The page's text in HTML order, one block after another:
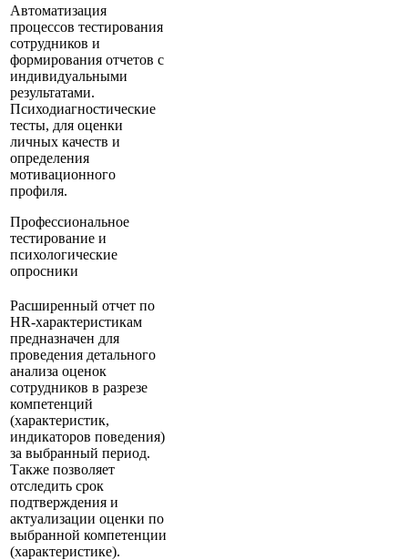
Автоматизация
процессов тестирования
сотрудников и
формирования отчетов с
индивидуальными
результатами.
Психодиагностические
тесты, для оценки
личных качеств и
определения
мотивационного
профиля.
Профессиональное
тестирование и
психологические
опросники
Расширенный отчет по
HR-характеристикам
предназначен для
проведения детального
анализа оценок
сотрудников в разрезе
компетенций
(характеристик,
индикаторов поведения)
за выбранный период.
Также позволяет
отследить срок
подтверждения и
актуализации оценки по
выбранной компетенции
(характеристике).